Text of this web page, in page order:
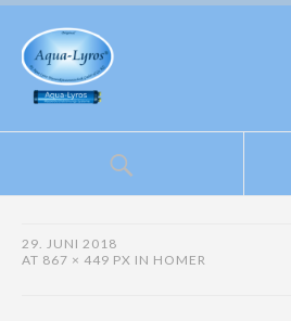
29. JUNI 2018
AT 867 × 449 PX IN HOMER